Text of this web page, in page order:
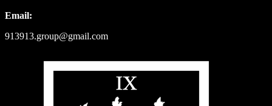
Email:
913913.group@gmail.com